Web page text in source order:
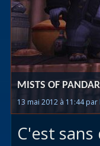
MISTS OF
13 mai 2012 à 11:44 par
C'est